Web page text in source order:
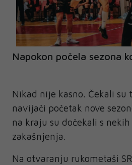
Napokon počela sezona
Nikad nije kasno. Čekali su
navijači početak nove
na kraju su dočekali s
zakašnjenja.
Na otvaranju rukometaši